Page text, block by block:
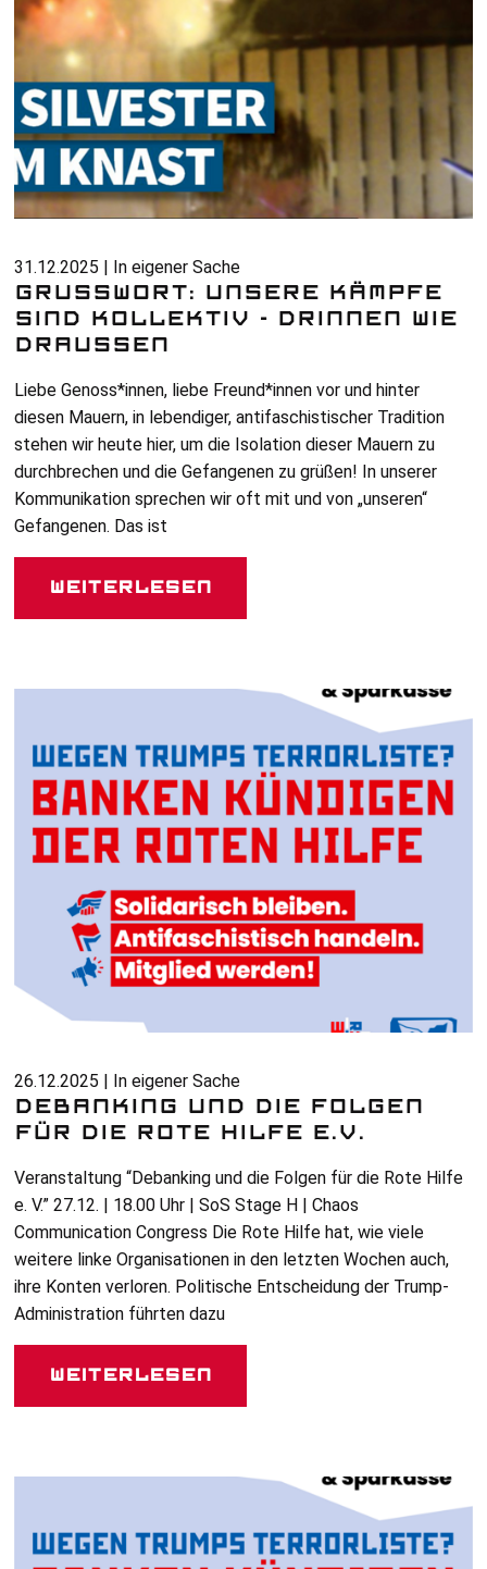
31.12.2025 | In eigener Sache
GRUSSWORT: UNSERE KÄMPFE S
IND KOLLEKTIV - DRINNEN WIE D
RAUSSEN
Liebe Genoss*innen, liebe Freund*innen vor und hinter
diesen Mauern, in lebendiger, antifaschistischer Tradition
stehen wir heute hier, um die Isolation dieser Mauern zu
durchbrechen und die Gefangenen zu grüßen! In unserer
Kommunikation sprechen wir oft mit und von „unseren“
Gefangenen. Das ist
Weiterlesen
26.12.2025 | In eigener Sache
DEBANKING UND DIE FOLGEN
FÜR DIE ROTE HILFE E.V.
Veranstaltung “Debanking und die Folgen für die Rote Hilfe
e. V.” 27.12. | 18.00 Uhr | SoS Stage H | Chaos
Communication Congress Die Rote Hilfe hat, wie viele
weitere linke Organisationen in den letzten Wochen auch,
ihre Konten verloren. Politische Entscheidung der Trump-
Administration führten dazu
Weiterlesen